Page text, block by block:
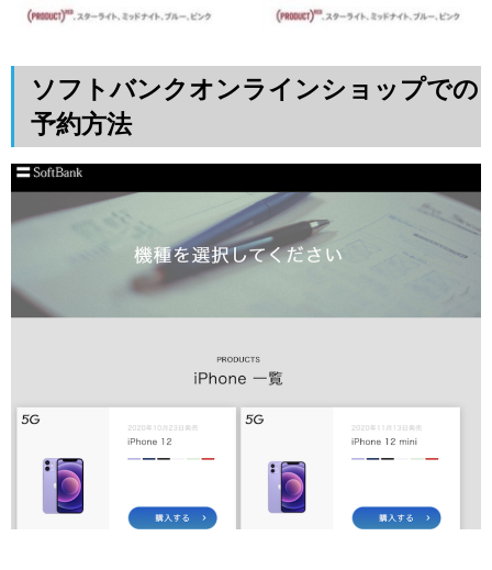
ソフトバンクオンラインショップでの
予約方法